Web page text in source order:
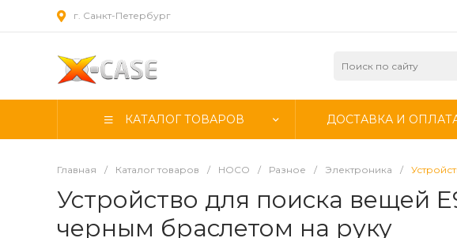
г. Санкт-Петербург
КАТАЛОГ ТОВАРОВ ДОСТАВКА И
Главная / Каталог товаров / HOCO / Разное / Электроника /
Устройство для поиска вещей
черным браслетом на руку